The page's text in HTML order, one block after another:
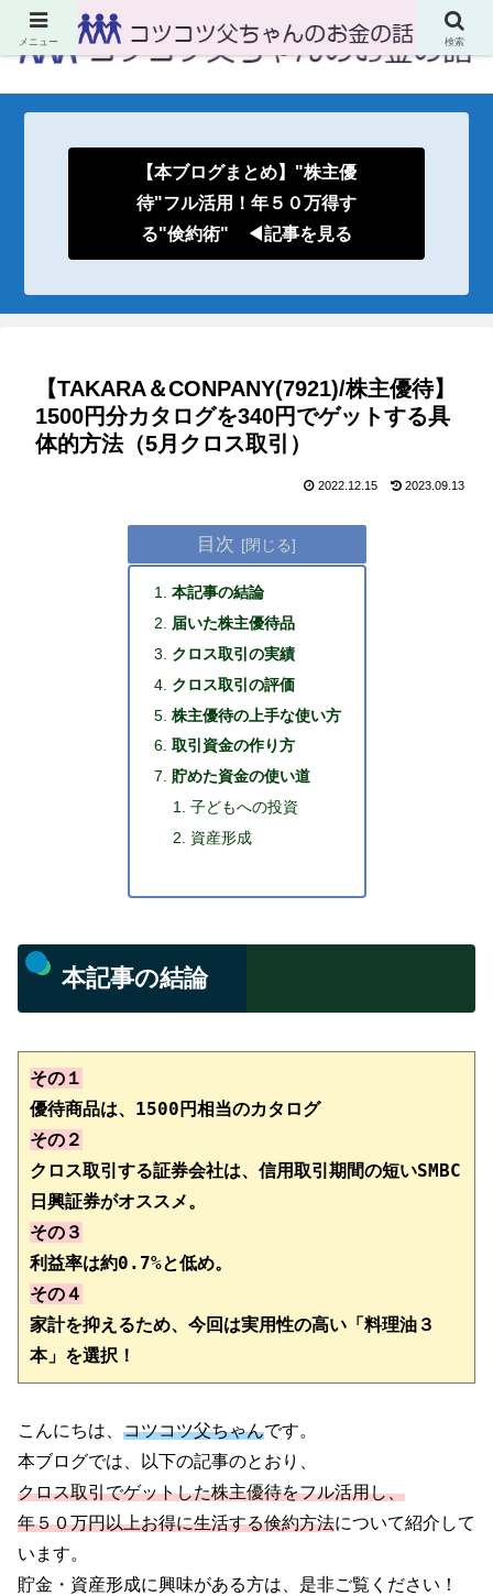
【本ブログまとめ】"株主優
待"フル活用！年５０万得す
る"倹約術" ◀記事を見る
【TAKARA＆CONPANY(7921)/株主優待】
1500円分カタログを340円でゲットする具
体的方法（5月クロス取引）
2022.12.15 2023.09.13
目次
本記事の結論
届いた株主優待品
クロス取引の実績
クロス取引の評価
株主優待の上手な使い方
取引資金の作り方
貯めた資金の使い道
子どもへの投資
資産形成
本記事の結論
その１
その２
クロス取引する証券会社は、信用取引期間の短いSMBC
その３
利益率は約0.7%と低め。
その４
家計を抑えるため、今回は実用性の高い「料理油３
本」を選択！
こんにちは、 コツコツ父ちゃんです。
本ブログでは、以下の記事のとおり、
クロス取引でゲットした株主優待をフル活用し、
年５０万円以上お得に生活する倹約方法について紹介して
います。
貯金・資産形成に興味がある方は、是非ご覧ください！
メニュー 検索